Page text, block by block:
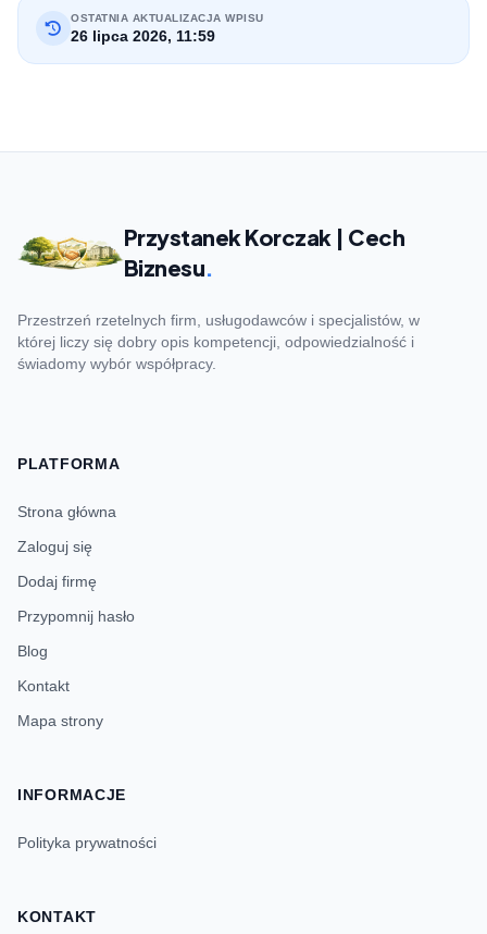
OSTATNIA AKTUALIZACJA WPISU
26 lipca 2026, 11:59
Przystanek Korczak | Cech
Biznesu.
Przestrzeń rzetelnych firm, usługodawców i specjalistów, w
której liczy się dobry opis kompetencji, odpowiedzialność i
świadomy wybór współpracy.
PLATFORMA
Strona główna
Zaloguj się
Dodaj firmę
Przypomnij hasło
Blog
Kontakt
Mapa strony
INFORMACJE
Polityka prywatności
KONTAKT